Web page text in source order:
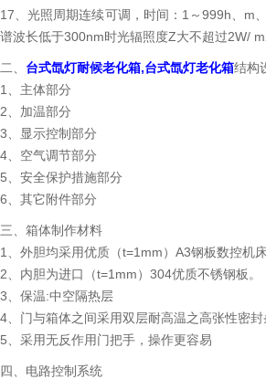
17、光照周期连续可调，时间：1～999h、m
谱波长低于300nm时光辐照度Z大不超过2W/
二、 台式氙灯耐候老化箱,台式氙灯老化箱结构
1、主体部分
2、加温部分
3、显示控制部分
4、空气调节部分
5、安全保护措施部分
6、其它附件部分
三、箱体制作材料
1、外胆均采用优质（t=1mm）A3钢板数控机
2、内胆为进口（t=1mm）304优质不锈钢板。
3、保温:中空隔热层
4、门与箱体之间采用双层耐高温之高张性密
5、采用无反作用门把手，操作更容易
四、电路控制系统